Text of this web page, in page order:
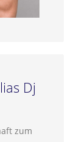
Dj
zum